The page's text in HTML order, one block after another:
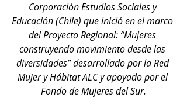
Corporación Estudios Sociales y
Educación (Chile) que inició en el marco
del Proyecto Regional: “Mujeres
construyendo movimiento desde las
diversidades” desarrollado por la Red
Mujer y Hábitat ALC y apoyado por el
Fondo de Mujeres del Sur.